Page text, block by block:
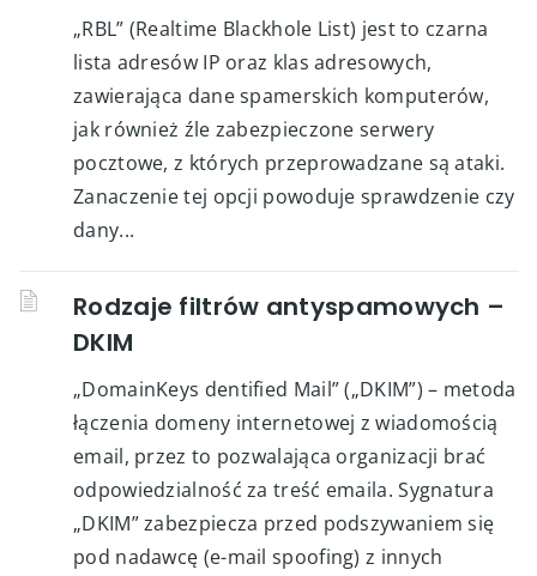
„RBL” (Realtime Blackhole List) jest to czarna
lista adresów IP oraz klas adresowych,
zawierająca dane spamerskich komputerów,
jak również źle zabezpieczone serwery
pocztowe, z których przeprowadzane są ataki.
Zanaczenie tej opcji powoduje sprawdzenie czy
dany...
Rodzaje filtrów antyspamowych –
DKIM
„DomainKeys dentified Mail” („DKIM”) – metoda
łączenia domeny internetowej z wiadomością
email, przez to pozwalająca organizacji brać
odpowiedzialność za treść emaila. Sygnatura
„DKIM” zabezpiecza przed podszywaniem się
pod nadawcę (e-mail spoofing) z innych